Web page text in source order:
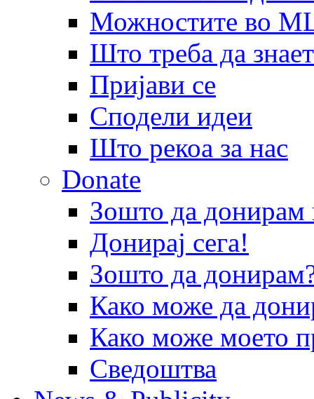
Можностите во
Што треба да
Пријави се
Сподели идеи
Што рекоа за нас
Donate
Зошто да
Донирај сега!
Зошто да
Како може да
Како може моето
Сведоштва